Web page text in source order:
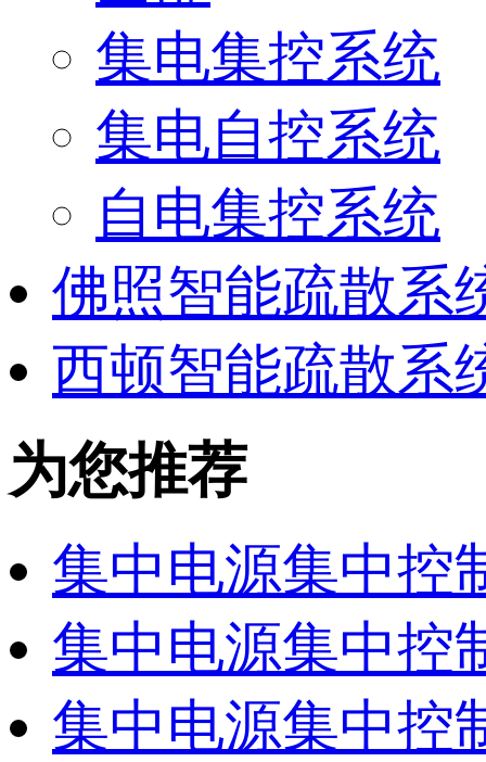
集电集控系统
集电自控系统
自电集控系统
佛照智能疏散系
西顿智能疏散系
为您推荐
集中电源集中控
集中电源集中控
集中电源集中控